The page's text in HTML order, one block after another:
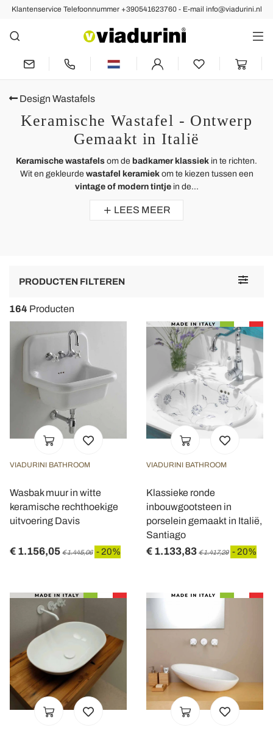
Klantenservice Telefoonnummer +390541623760 - E-mail info@viadurini.nl
Design Wastafels
Keramische Wastafel - Ontwerp
Gemaakt in Italië
Keramische wastafels om de badkamer klassiek in te richten.
Wit en gekleurde wastafel keramiekom te kiezen tussen een
vintage of modern tintjein de...
LEES MEER
Toggle
PRODUCTEN FILTEREN
164 Producten
VIADURINI BATHROOM
Wasbak muur in witte
keramische rechthoekige
uitvoering Davis
€ 1.156,05 € 1.445,06 - 20%
VIADURINI BATHROOM
Klassieke ronde
inbouwgootsteen in
porselein gemaakt in Italië,
Santiago
€ 1.133,83 € 1.417,29 - 20%